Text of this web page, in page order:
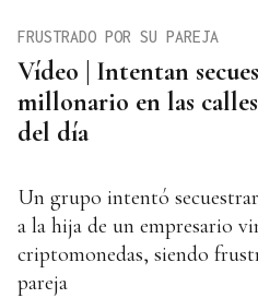
Vídeo | Intentan
millonario en las
del día
FRUSTRADO POR SU PAREJA
Un grupo intentó
a la hija de un empresario
criptomonedas, siendo
pareja